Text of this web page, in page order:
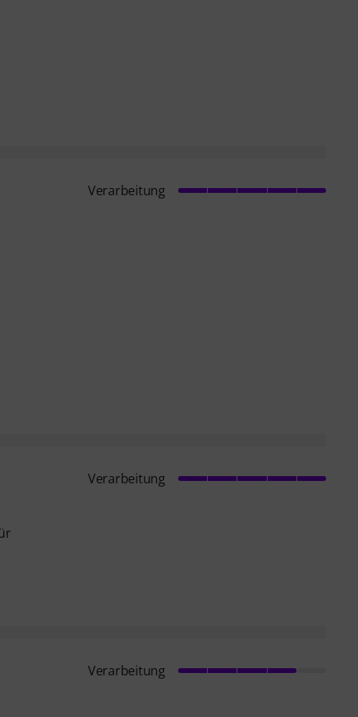
Verarbeitung
Verarbeitung
Verarbeitung